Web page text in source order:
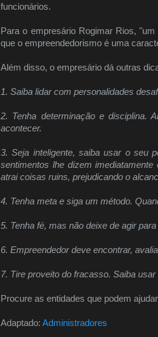
funcionários.
Para o empresário Rogimar Rios,
que o empreendedorismo é uma
Além disso, o empresário dá outras
1. Saiba lidar com personalidades
2. Tenha determinação e disciplina.
acontecer.
3. Seja inteligente, saiba usar o seu
sentimentos lhe dizem
atrai coisas ruins, prejudicando o
4. Tenha meta e siga um método.
5. Tenha fé, mas não deixe de agir
6. Empreendedor deve encontrar,
7. Tire proveito do fracasso. Saiba
Procure as entidades que podem
Adaptado: Administradores